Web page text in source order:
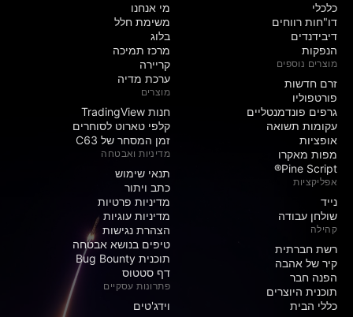
כלכלי
דו"חות רווחים
דיבידנדים
הנפקות
מוצרים נוספים
זרם חדשות
פורטפוליו
גרפים פונדמנטליים
עקומות תשואה
אופציות
מפות מאקרו
Pine Script®
אפליקציות
נייד
שולחן עבודה
קהילה
רשת חברתית
קיר של אהבה
הפנה חבר
תוכנית היוצרים
כללי הבית
מי אנחנו
משימת חלל
בלוג
מרכז תמיכה
קריירה
ערכת מדיה
מוצרים
חנות TradingView
קלפי טארוט לסוחרים
זמן המסחר של C63
מדיניות ואבטחה
תנאי שימוש
כתב ויתור
מדיניות פרטיות
מדיניות עוגיות
הצהרת נגישות
טיפים בנושא אבטחה
תוכנית Bug Bounty
דף סטטוס
פתרונות עסקיים
וידג'טים